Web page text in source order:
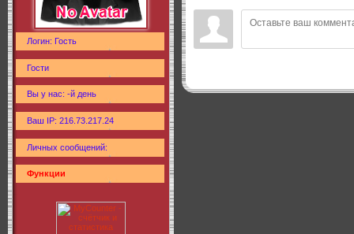
Логин: Гость
Гости
Вы у нас: -й день
Ваш IP: 216.73.217.24
Личных сообщений:
Функции